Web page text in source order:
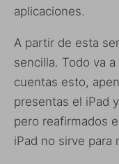
aplicaciones.
A partir de esta
sencilla. Todo va
cuentas esto,
presentas el iPad
pero reafirmados
iPad no sirve para